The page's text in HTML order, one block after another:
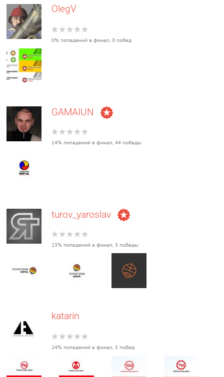
OlegV
0% попадений в финал, 0 побед
GAMAIUN
14% попадений в финал, 44 победы
turov_yaroslav
23% попадений в финал, 3 победы
katarin
24% попадений в финал, 5 побед